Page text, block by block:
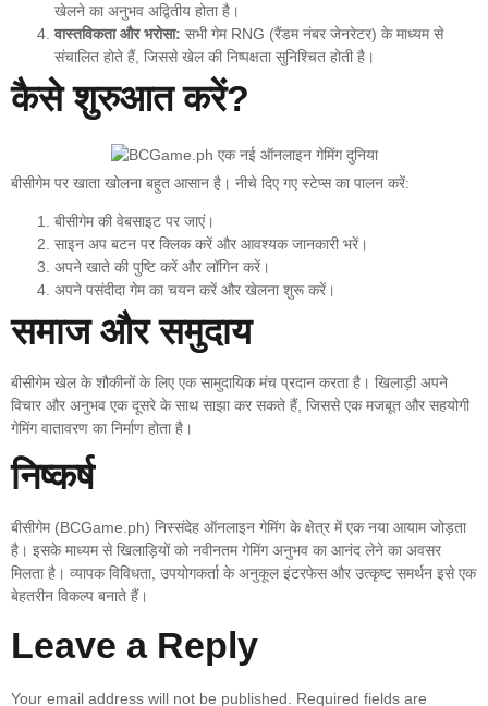
खेलने का अनुभव अद्वितीय होता है।
वास्तविकता और भरोसा: सभी गेम RNG (रैंडम नंबर जेनरेटर) के माध्यम से
संचालित होते हैं, जिससे खेल की निष्पक्षता सुनिश्चित होती है।
कैसे शुरुआत करें?
बीसीगेम पर खाता खोलना बहुत आसान है। नीचे दिए गए स्टेप्स का पालन करें:
बीसीगेम की वेबसाइट पर जाएं।
साइन अप बटन पर क्लिक करें और आवश्यक जानकारी भरें।
अपने खाते की पुष्टि करें और लॉगिन करें।
अपने पसंदीदा गेम का चयन करें और खेलना शुरू करें।
समाज और समुदाय
बीसीगेम खेल के शौकीनों के लिए एक सामुदायिक मंच प्रदान करता है। खिलाड़ी अपने
विचार और अनुभव एक दूसरे के साथ साझा कर सकते हैं, जिससे एक मजबूत और सहयोगी
गेमिंग वातावरण का निर्माण होता है।
निष्कर्ष
बीसीगेम (BCGame.ph) निस्संदेह ऑनलाइन गेमिंग के क्षेत्र में एक नया आयाम जोड़ता
है। इसके माध्यम से खिलाड़ियों को नवीनतम गेमिंग अनुभव का आनंद लेने का अवसर
मिलता है। व्यापक विविधता, उपयोगकर्ता के अनुकूल इंटरफेस और उत्कृष्ट समर्थन इसे एक
बेहतरीन विकल्प बनाते हैं।
Leave a Reply
Your email address will not be published.
Required fields are